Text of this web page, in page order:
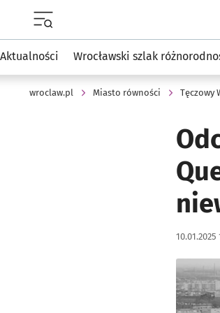
Aktualności Wrocławski szlak
wroclaw.pl Miasto równości Tęczowy
Data
10.01.2025
Kliknij,